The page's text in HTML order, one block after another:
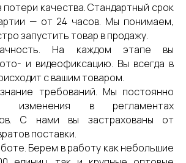
качества. Стандартный срок
— от 24 часов. Мы понимаем,
запустить товар в продажу.
На каждом этапе вы
и видеофиксацию. Вы всегда в
с вашим товаром.
требований. Мы постоянно
изменения в регламентах
С нами вы застрахованы от
поставки.
Берем в работу как небольшие